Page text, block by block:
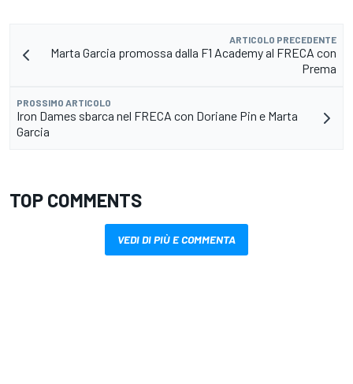
ARTICOLO PRECEDENTE
Marta Garcia promossa dalla F1 Academy al FRECA con
Prema
PROSSIMO ARTICOLO
Iron Dames sbarca nel FRECA con Doriane Pin e Marta
Garcia
TOP COMMENTS
VEDI DI PIÙ E COMMENTA